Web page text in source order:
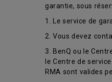
garantie, sous
1. Le service de
2. Vous devez
3. BenQ ou le
le Centre de
RMA sont valides